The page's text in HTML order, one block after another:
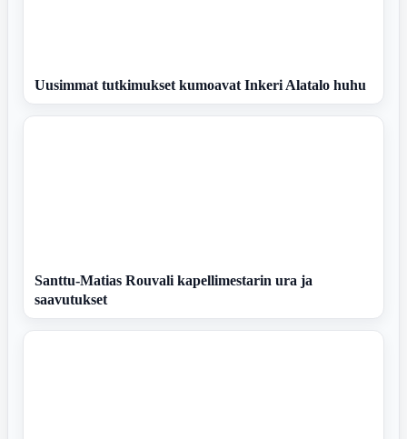
Uusimmat tutkimukset kumoavat Inkeri Alatalo huhu
Santtu-Matias Rouvali kapellimestarin ura ja
saavutukset